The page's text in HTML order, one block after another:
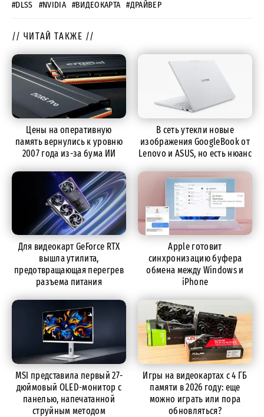
#DLSS #NVIDIA #ВИДЕОКАРТА #ДРАЙВЕР
// ЧИТАЙ ТАКЖЕ //
Цены на оперативную
память вернулись к уровню
2007 года из-за бума ИИ
В сеть утекли новые
изображения GoogleBook от
Lenovo и ASUS, но есть нюанс
Для видеокарт GeForce RTX
вышла утилита,
предотвращающая перегрев
разъема питания
Apple готовит
синхронизацию буфера
обмена между Windows и
iPhone
MSI представила первый 27-
дюймовый OLED-монитор с
панелью, напечатанной
струйным методом
Игры на видеокартах с 4 ГБ
памяти в 2026 году: еще
можно играть или пора
обновляться?